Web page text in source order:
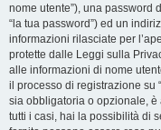
nome utente”), una password
“la tua password”) ed un
informazioni rilasciate per
protette dalle Leggi sulla
alle informazioni di nome
il processo di registrazione su
sia obbligatoria o opzionale, è
tutti i casi, hai la possibilità di